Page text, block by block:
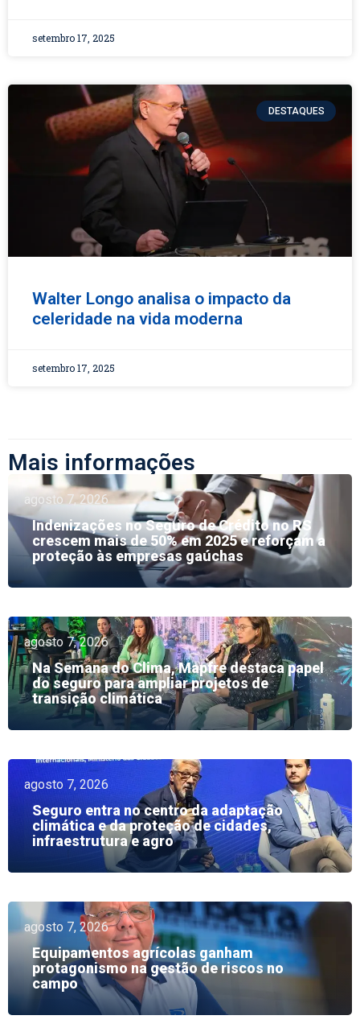
setembro 17, 2025
DESTAQUES
Walter Longo analisa o impacto da
celeridade na vida moderna
setembro 17, 2025
Mais informações
agosto 7, 2026
Indenizações no Seguro de Crédito no RS
crescem mais de 50% em 2025 e reforçam a
proteção às empresas gaúchas
agosto 7, 2026
Na Semana do Clima, Mapfre destaca papel
do seguro para ampliar projetos de
transição climática
agosto 7, 2026
Seguro entra no centro da adaptação
climática e da proteção de cidades,
infraestrutura e agro
agosto 7, 2026
Equipamentos agrícolas ganham
protagonismo na gestão de riscos no
campo